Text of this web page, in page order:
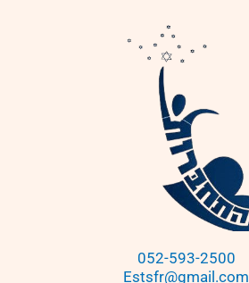
052-593-2500
Estsfr@gmail.com